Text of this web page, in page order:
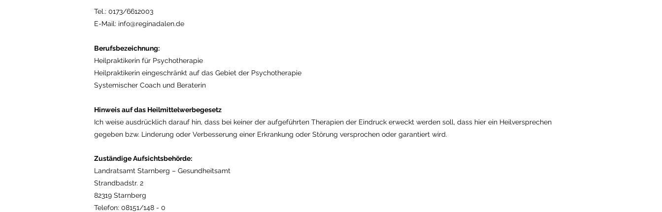
Tel.: 0173/6612003
E-Mail: info@reginadalen.de
Berufsbezeichnung:
Heilpraktikerin für Psychotherapie
Heilpraktikerin eingeschränkt auf das Gebiet der Psychotherapie
Systemischer Coach und Beraterin
Hinweis auf das Heilmittelwerbegesetz
Ich weise ausdrücklich darauf hin, dass bei keiner der aufgeführten Therapien der Eindruck erweckt werden soll, dass hier ein Heilversprechen
gegeben bzw. Linderung oder Verbesserung einer Erkrankung oder Störung versprochen oder garantiert wird.
Zuständige Aufsichtsbehörde:
Landratsamt Starnberg – Gesundheitsamt
Strandbadstr. 2
82319 Starnberg
Telefon: 08151/148 - 0